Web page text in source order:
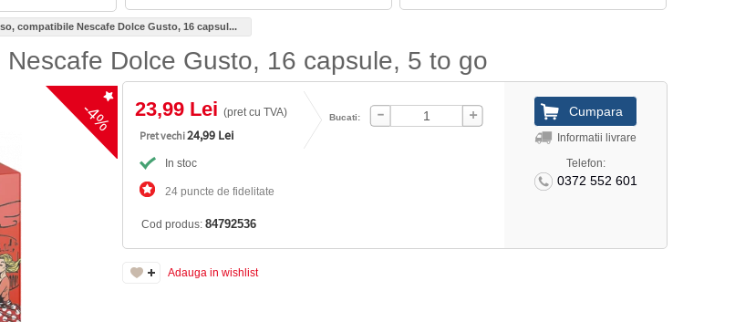
compatibile Nescafe Dolce Gusto, 16 capsul...
Dolce Gusto, 16 capsule, 5 to go
-4% 23,99 Lei (pret cu TVA)
Pret vechi24,99 Lei
In stoc
24 puncte de fidelitate
Bucati:
Cod produs: 84792536
Informatii livrare
Telefon:
0372 552 601
Adauga in wishlist